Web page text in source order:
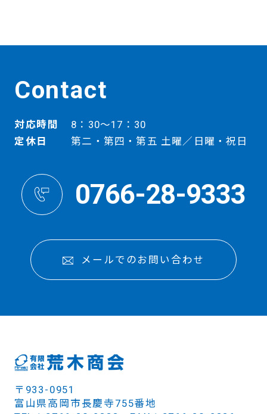
Contact
対応時間
8：30～17：30
定休日
第二・第四・第五 土曜／日曜・祝日
0766-28-9333
メールでのお問い合わせ
〒933-0951
富山県高岡市長慶寺755番地